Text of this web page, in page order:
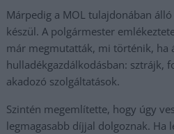
Márpedig a MOL tulajdonában
készül. A polgármester
már megmutatták, mi történik, ha
hulladékgazdálkodásban: sztrájk,
akadozó szolgáltatások.
Szintén megemlítette, hogy úgy
legmagasabb díjjal dolgoznak. Ha